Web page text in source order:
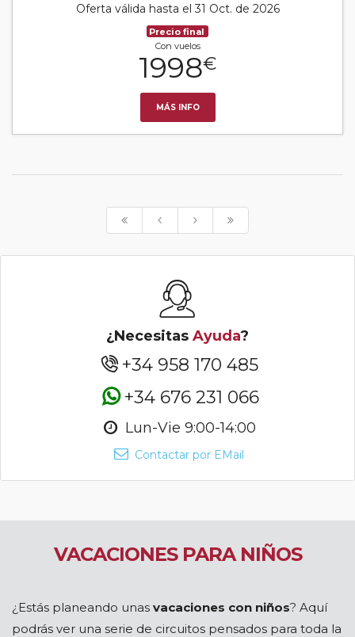
Oferta válida hasta el 31 Oct. de 2026
Precio final
Con vuelos
1998€
MÁS INFO
¿Necesitas Ayuda?
+34 958 170 485
+34 676 231 066
Lun-Vie 9:00-14:00
Contactar por EMail
VACACIONES PARA NIÑOS
¿Estás planeando unas vacaciones con niños? Aquí
podrás ver una serie de circuitos pensados para toda la